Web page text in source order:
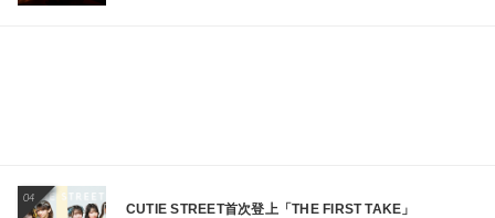
04
CUTIE STREET首次登上「THE FIRST TAKE」